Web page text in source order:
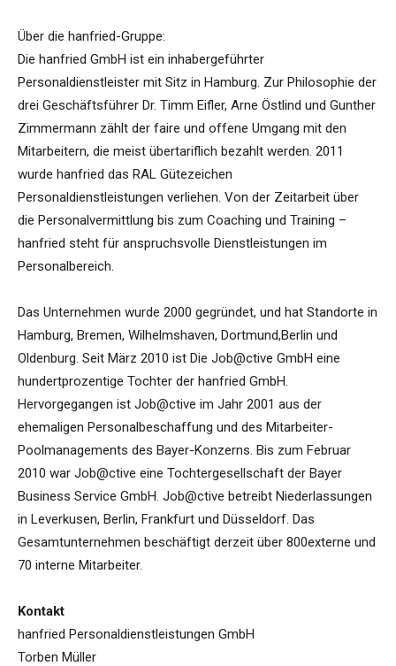
Über die hanfried-Gruppe:
Die hanfried GmbH ist ein inhabergeführter
Personaldienstleister mit Sitz in Hamburg. Zur Philosophie der
drei Geschäftsführer Dr. Timm Eifler, Arne Östlind und Gunther
Zimmermann zählt der faire und offene Umgang mit den
Mitarbeitern, die meist übertariflich bezahlt werden. 2011
wurde hanfried das RAL Gütezeichen
Personaldienstleistungen verliehen. Von der Zeitarbeit über
die Personalvermittlung bis zum Coaching und Training –
hanfried steht für anspruchsvolle Dienstleistungen im
Personalbereich.
Das Unternehmen wurde 2000 gegründet, und hat Standorte in
Hamburg, Bremen, Wilhelmshaven, Dortmund,Berlin und
Oldenburg. Seit März 2010 ist Die Job@ctive GmbH eine
hundertprozentige Tochter der hanfried GmbH.
Hervorgegangen ist Job@ctive im Jahr 2001 aus der
ehemaligen Personalbeschaffung und des Mitarbeiter-
Poolmanagements des Bayer-Konzerns. Bis zum Februar
2010 war Job@ctive eine Tochtergesellschaft der Bayer
Business Service GmbH. Job@ctive betreibt Niederlassungen
in Leverkusen, Berlin, Frankfurt und Düsseldorf. Das
Gesamtunternehmen beschäftigt derzeit über 800externe und
70 interne Mitarbeiter.
Kontakt
hanfried Personaldienstleistungen GmbH
Torben Müller